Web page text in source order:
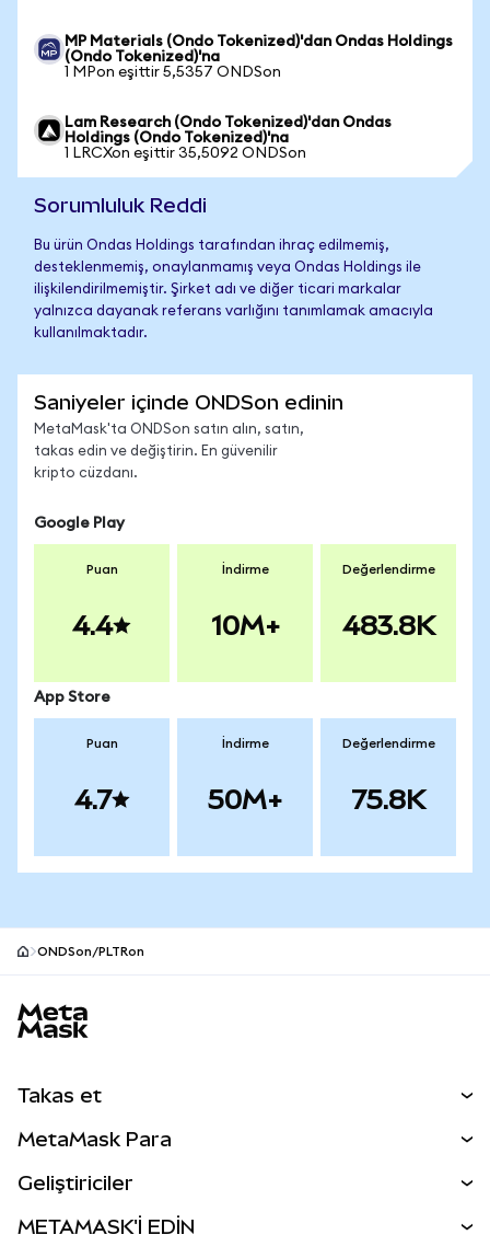
MP Materials (Ondo Tokenized)'dan Ondas Holdings
(Ondo Tokenized)'na
1 MPon eşittir 5,5357 ONDSon
Lam Research (Ondo Tokenized)'dan Ondas
Holdings (Ondo Tokenized)'na
1 LRCXon eşittir 35,5092 ONDSon
Sorumluluk Reddi
Bu ürün Ondas Holdings tarafından ihraç edilmemiş,
desteklenmemiş, onaylanmamış veya Ondas Holdings ile
ilişkilendirilmemiştir. Şirket adı ve diğer ticari markalar
yalnızca dayanak referans varlığını tanımlamak amacıyla
kullanılmaktadır.
Saniyeler içinde ONDSon edinin
MetaMask'ta ONDSon satın alın, satın,
takas edin ve değiştirin. En güvenilir
kripto cüzdanı.
Google Play
Puan
4.4
İndirme
10M+
Değerlendirme
483.8K
App Store
Puan
4.7
İndirme
50M+
Değerlendirme
75.8K
ONDSon/PLTRon
Takas et
Perps
RWA'lar
MetaMask Para
Geliştiriciler
METAMASK'İ EDİN